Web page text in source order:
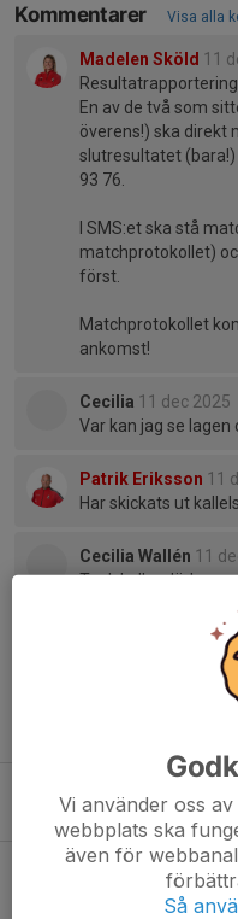
Kommentarer Visa alla
Madelen Sköld 11
Resultatrapportering
En av de två som
överens!) ska direkt
slutresultatet (bara!)
93 76.
I SMS:et ska stå
matchprotokollet)
först.
Matchprotokollet
ankomst!
Cecilia 11 dec 2025
Var kan jag se lagen
Patrik Eriksson 11
Har skickats ut
Cecilia Wallén 11
Tack kollar där!
31 jul, 19:05 3
Uppehåll
21 jun, 22:18 0
Vi använder oss
webbplats ska
även för
Så